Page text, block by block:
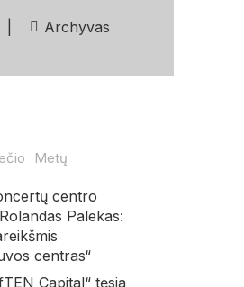
Archyvas
Metų
centro
Palekas:
centras“
Capital“ tęsia